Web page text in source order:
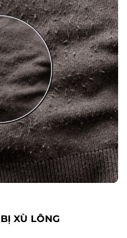
XÙ LÔNG